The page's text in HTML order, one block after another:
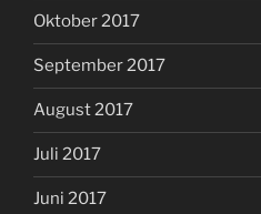
Oktober 2017
September 2017
August 2017
Juli 2017
Juni 2017